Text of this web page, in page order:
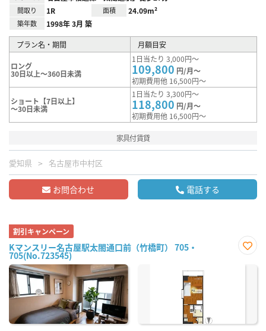
間取り 1R 面積 24.09m²
築年数 1998年 3月 築
プラン名・期間 月額目安
ロング
30日以上～360日未満
1日当たり 3,000円～
109,800 円/月～
初期費用他 16,500円～
ショート【7日以上】
～30日未満
1日当たり 3,300円～
118,800 円/月～
初期費用他 16,500円～
家具付賃貸
愛知県 名古屋市中村区
お問合わせ 電話する
割引キャンペーン
Kマンスリー名古屋駅太閤通口前（竹橋町） 705・
705(No.723545)
に入